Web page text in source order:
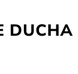
DUCHA